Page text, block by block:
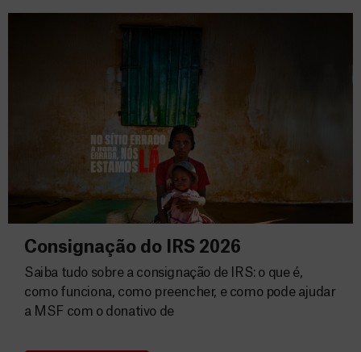
Consignação do IRS 2026
Saiba tudo sobre a consignação de IRS: o que é,
como funciona, como preencher, e como pode ajudar
a MSF com o donativo de